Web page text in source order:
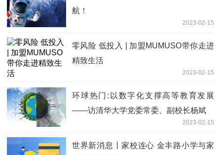
航！
2023-02-15
零风险 低投入 | 加盟MUMUSO带你走进
精致生活
2023-02-15
环球热门:以数字化支撑高等教育发展
——访清华大学党委常委、副校长杨斌
2023-02-15
世界新消息丨家校连心 金丰路小学与家